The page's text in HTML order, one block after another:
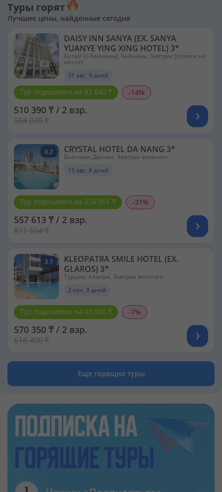
Туры горят
Лучшие цены, найденные сегодня
DAISY INN SANYA (EX. SANYA
YUANYE YING XING HOTEL) 3*
Китай (о.Хайнань), Хайнань, Завтрак (оплата на
месте)
31 авг, 9 дней
Тур подешевел на 83 640 ₸ -14%
510 390 ₸ / 2 взр.
594 030 ₸
8.2 CRYSTAL HOTEL DA NANG 3*
Вьетнам, Дананг, Завтрак включен
15 авг, 8 дней
Тур подешевел на 254 051 ₸ -31%
557 613 ₸ / 2 взр.
811 664 ₸
3.7
KLEOPATRA SMILE HOTEL (EX.
GLAROS) 3*
Турция, Аланья, Завтрак включен
2 сен, 8 дней
Тур подешевел на 48 050 ₸ -7%
570 350 ₸ / 2 взр.
618 400 ₸
Еще горящие туры